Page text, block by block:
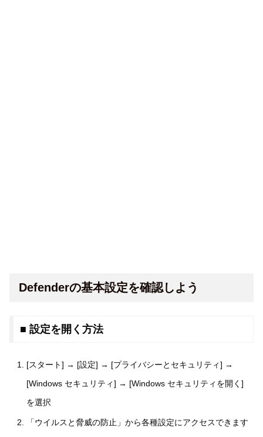
Defenderの基本設定を確認しよう
■ 設定を開く方法
[スタート] → [設定] → [プライバシーとセキュリティ] →
[Windows セキュリティ] → [Windows セキュリティを開く]
を選択
「ウイルスと脅威の防止」から各種設定にアクセスできます